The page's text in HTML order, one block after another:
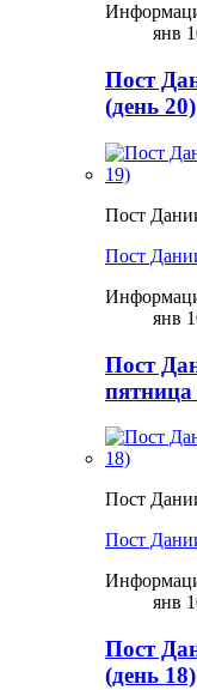
янв
Пост
(день 20)
Пост
Пост
янв
Пост
пятница
Пост
Пост
янв
Пост
(день 18)